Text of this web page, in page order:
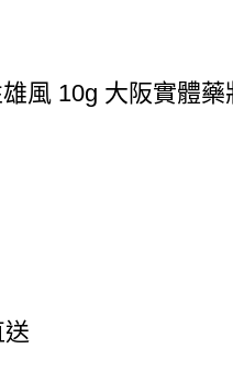
風 10g 大阪實體藥